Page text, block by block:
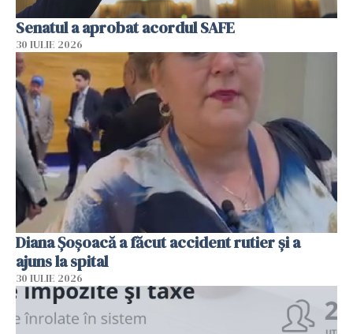
Senatul a aprobat acordul SAFE
30 IULIE 2026
Diana Șoșoacă a făcut accident rutier și a
ajuns la spital
30 IULIE 2026